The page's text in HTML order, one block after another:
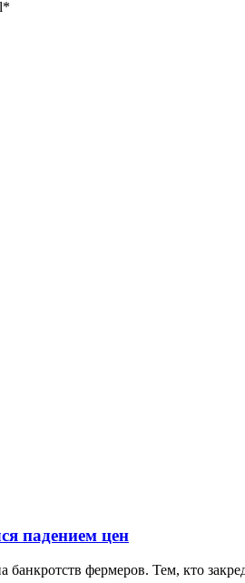
падением цен
фермеров. Тем, кто